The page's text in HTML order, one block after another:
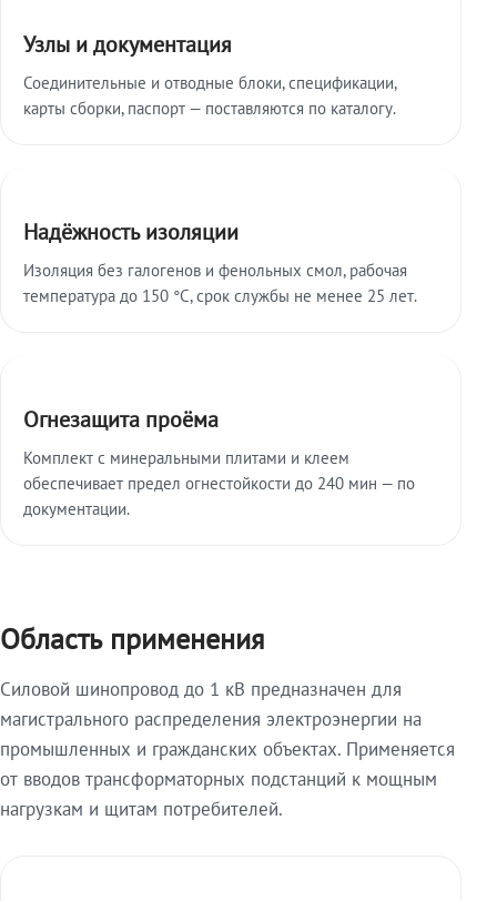
Узлы и документация
Соединительные и отводные блоки, спецификации,
карты сборки, паспорт — поставляются по каталогу.
Надёжность изоляции
Изоляция без галогенов и фенольных смол, рабочая
температура до 150 °C, срок службы не менее 25 лет.
Огнезащита проёма
Комплект с минеральными плитами и клеем
обеспечивает предел огнестойкости до 240 мин — по
документации.
Область применения
Силовой шинопровод до 1 кВ предназначен для
магистрального распределения электроэнергии на
промышленных и гражданских объектах. Применяется
от вводов трансформаторных подстанций к мощным
нагрузкам и щитам потребителей.